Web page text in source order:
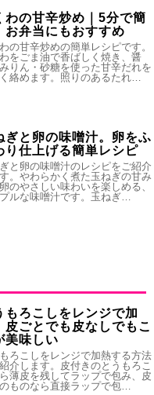
わの甘辛炒め｜5分で簡
お弁当にもおすすめ
の甘辛炒めの簡単レシピです。
をごま油で香ばしく焼き、醤
りん・砂糖を使った甘辛だれを
絡めます。照りのあるたれ…
ぎと卵の味噌汁。卵をふ
り仕上げる簡単レシピ
と卵の味噌汁のレシピをご紹介
。やわらかく煮た玉ねぎの甘み
のやさしい味わいを楽しめる、
ルな味噌汁です。玉ねぎ…
もろこしをレンジで加
皮ごとでも皮なしでもこ
美味しい
ろこしをレンジで加熱する方法
介します。皮付きのとうもろこ
薄皮を残してラップで包み、皮
ものなら直接ラップで包…